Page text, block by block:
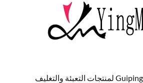
تعمل شركة Guiping Yingmei لمنتجات التعبئة والتغليف